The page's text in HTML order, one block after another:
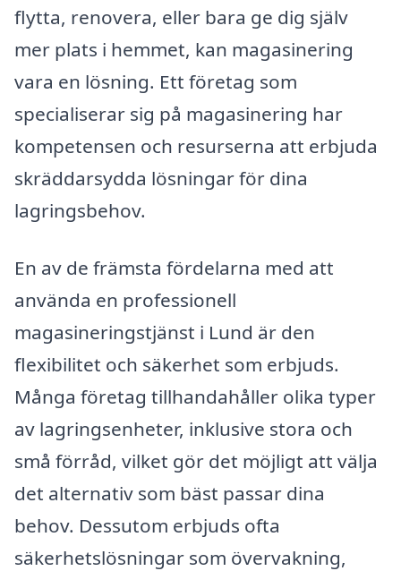
flytta, renovera, eller bara ge dig själv
mer plats i hemmet, kan magasinering
vara en lösning. Ett företag som
specialiserar sig på magasinering har
kompetensen och resurserna att erbjuda
skräddarsydda lösningar för dina
lagringsbehov.
En av de främsta fördelarna med att
använda en professionell
magasineringstjänst i Lund är den
flexibilitet och säkerhet som erbjuds.
Många företag tillhandahåller olika typer
av lagringsenheter, inklusive stora och
små förråd, vilket gör det möjligt att välja
det alternativ som bäst passar dina
behov. Dessutom erbjuds ofta
säkerhetslösningar som övervakning,